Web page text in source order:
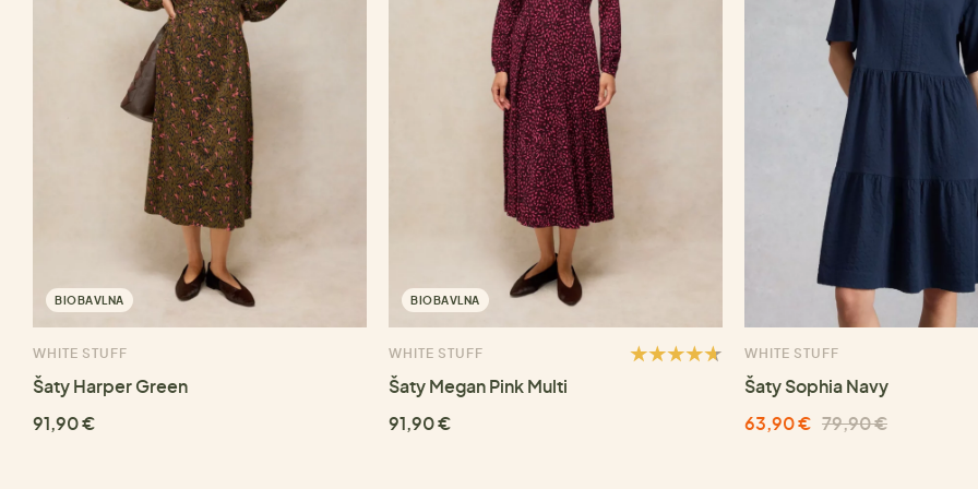
BIOBAVLNA
WHITE STUFF
Šaty Harper Green
91,90 €
BIOBAVLNA
WHITE STUFF
Šaty Megan Pink Multi
91,90 €
WHITE STUFF
Šaty Sophia Navy
63,90 € 79,90 €